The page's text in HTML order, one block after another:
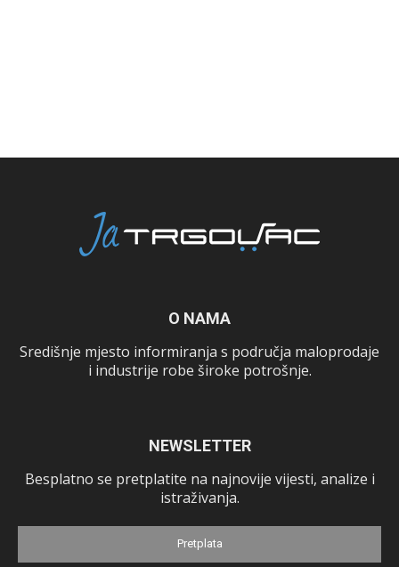
O NAMA
Središnje mjesto informiranja s područja maloprodaje
i industrije robe široke potrošnje.
NEWSLETTER
Besplatno se pretplatite na najnovije vijesti, analize i
istraživanja.
Pretplata